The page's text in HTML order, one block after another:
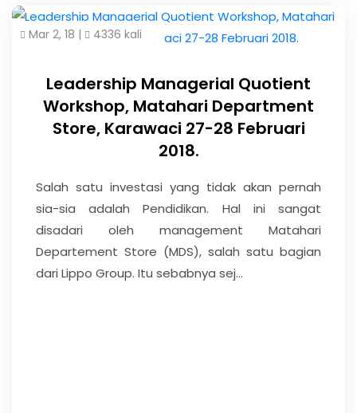
Mar 2, 18 | 4336 kali
Leadership Managerial Quotient
Workshop, Matahari Department
Store, Karawaci 27-28 Februari
2018.
Salah satu investasi yang tidak akan pernah
sia-sia adalah Pendidikan. Hal ini sangat
disadari oleh management Matahari
Departement Store (MDS), salah satu bagian
dari Lippo Group. Itu sebabnya sej...